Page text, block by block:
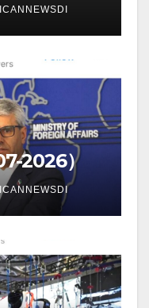
2026）